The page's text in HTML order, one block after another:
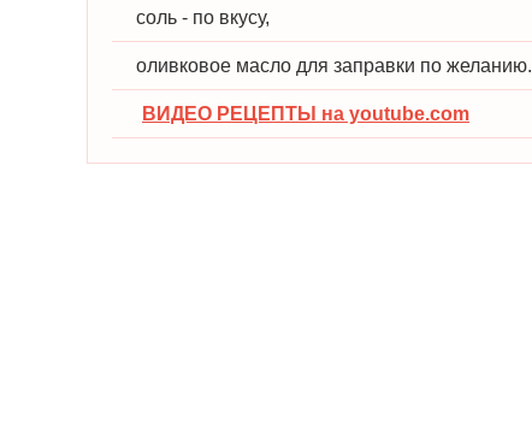
соль - по вкусу,
оливковое масло для заправки по желанию.
ВИДЕО РЕЦЕПТЫ на youtube.com